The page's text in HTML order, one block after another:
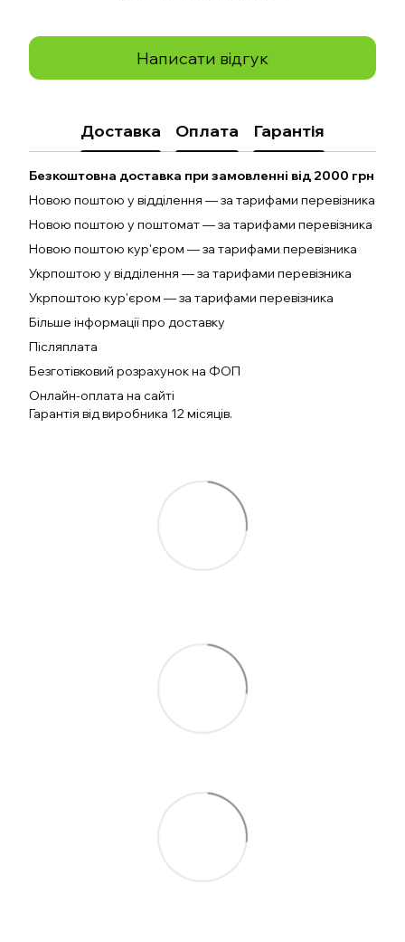
Написати відгук
Доставка Оплата Гарантія
Безкоштовна доставка при замовленні від 2000 грн
Новою поштою у відділення — за тарифами перевізника
Новою поштою у поштомат — за тарифами перевізника
Новою поштою кур'єром — за тарифами перевізника
Укрпоштою у відділення — за тарифами перевізника
Укрпоштою кур'єром — за тарифами перевізника
Більше інформації про доставку
Післяплата
Безготівковий розрахунок на ФОП
Онлайн-оплата на сайті
Гарантія від виробника 12 місяців.